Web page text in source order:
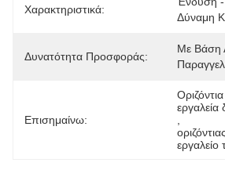
Χαρακτηριστικά:
Δύναμη
Δυνατότητα Προσφοράς:
Με Βάση
Επισημαίνω:
εργαλεία
εργαλείο